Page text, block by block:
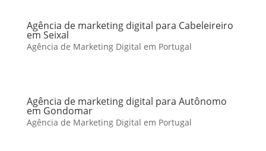
Agência de marketing digital para Cabeleireiro
em Seixal
Agência de Marketing Digital em Portugal
Agência de marketing digital para Autônomo
em Gondomar
Agência de Marketing Digital em Portugal